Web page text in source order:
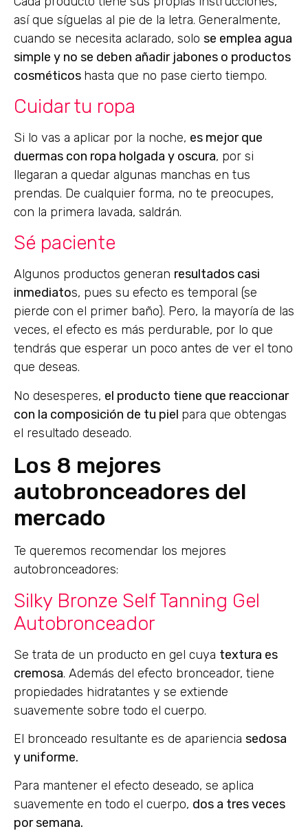
así que síguelas al pie de la letra. Generalmente,
cuando se necesita aclarado, solo se emplea agua
simple y no se deben añadir jabones o productos
cosméticos hasta que no pase cierto tiempo.
Cuidar tu ropa
Si lo vas a aplicar por la noche, es mejor que
duermas con ropa holgada y oscura, por si
llegaran a quedar algunas manchas en tus
prendas. De cualquier forma, no te preocupes,
con la primera lavada, saldrán.
Sé paciente
Algunos productos generan resultados casi
inmediatos, pues su efecto es temporal (se
pierde con el primer baño). Pero, la mayoría de las
veces, el efecto es más perdurable, por lo que
tendrás que esperar un poco antes de ver el tono
que deseas.
No desesperes, el producto tiene que reaccionar
con la composición de tu piel para que obtengas
el resultado deseado.
Los 8 mejores
autobronceadores del
mercado
Te queremos recomendar los mejores
autobronceadores:
Silky Bronze Self Tanning Gel
Autobronceador
Se trata de un producto en gel cuya textura es
cremosa. Además del efecto bronceador, tiene
propiedades hidratantes y se extiende
suavemente sobre todo el cuerpo.
El bronceado resultante es de apariencia sedosa
y uniforme.
Para mantener el efecto deseado, se aplica
suavemente en todo el cuerpo, dos a tres veces
por semana.